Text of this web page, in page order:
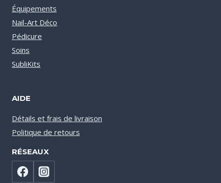
Équipements
Nail-Art Déco
Pédicure
Soins
SubliKits
AIDE
Détails et frais de livraison
Politique de retours
RÉSEAUX